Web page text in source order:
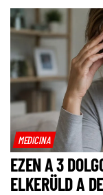
MEDICINA
EZEN A 3
ELKERÜLD A